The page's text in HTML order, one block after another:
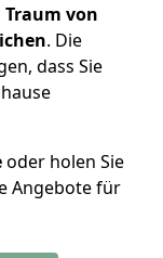
von
. Die
dass Sie
oder holen Sie
Angebote für